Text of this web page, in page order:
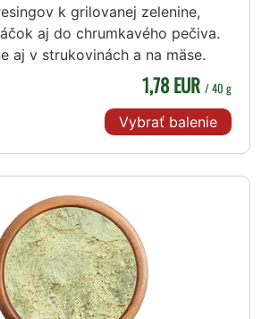
k grilovanej zelenine,
aj do chrumkavého pečiva.
aj v strukovinách a na mäse.
1,78 EUR / 40 g
Vybrať balenie